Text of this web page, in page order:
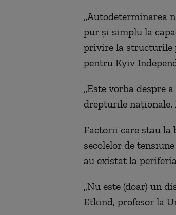
„Autodeterminarea
pur și simplu la
privire la structurile
pentru Kyiv
„Este vorba despre
drepturile naționale.
Factorii care stau la
secolelor de
au existat la
„Nu este (doar) un
Etkind, profesor la